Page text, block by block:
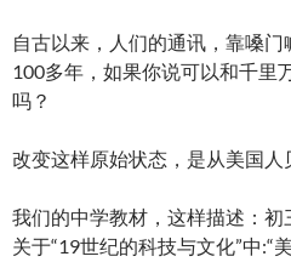
自古以来，人们的通讯，靠嗓
100多年，如果你说可以和千里
吗？
改变这样原始状态，是从美国人
我们的中学教材，这样描述：初
关于“19世纪的科技与文化”中:“